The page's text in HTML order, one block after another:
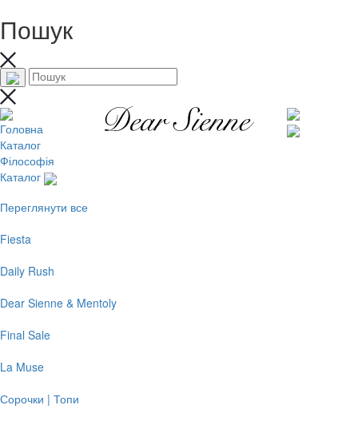
Пошук
Головна
Каталог
Філософія
Каталог
Переглянути все
Fiesta
Daily Rush
Dear Sienne & Mentoly
Final Sale
La Muse
Сорочки | Топи